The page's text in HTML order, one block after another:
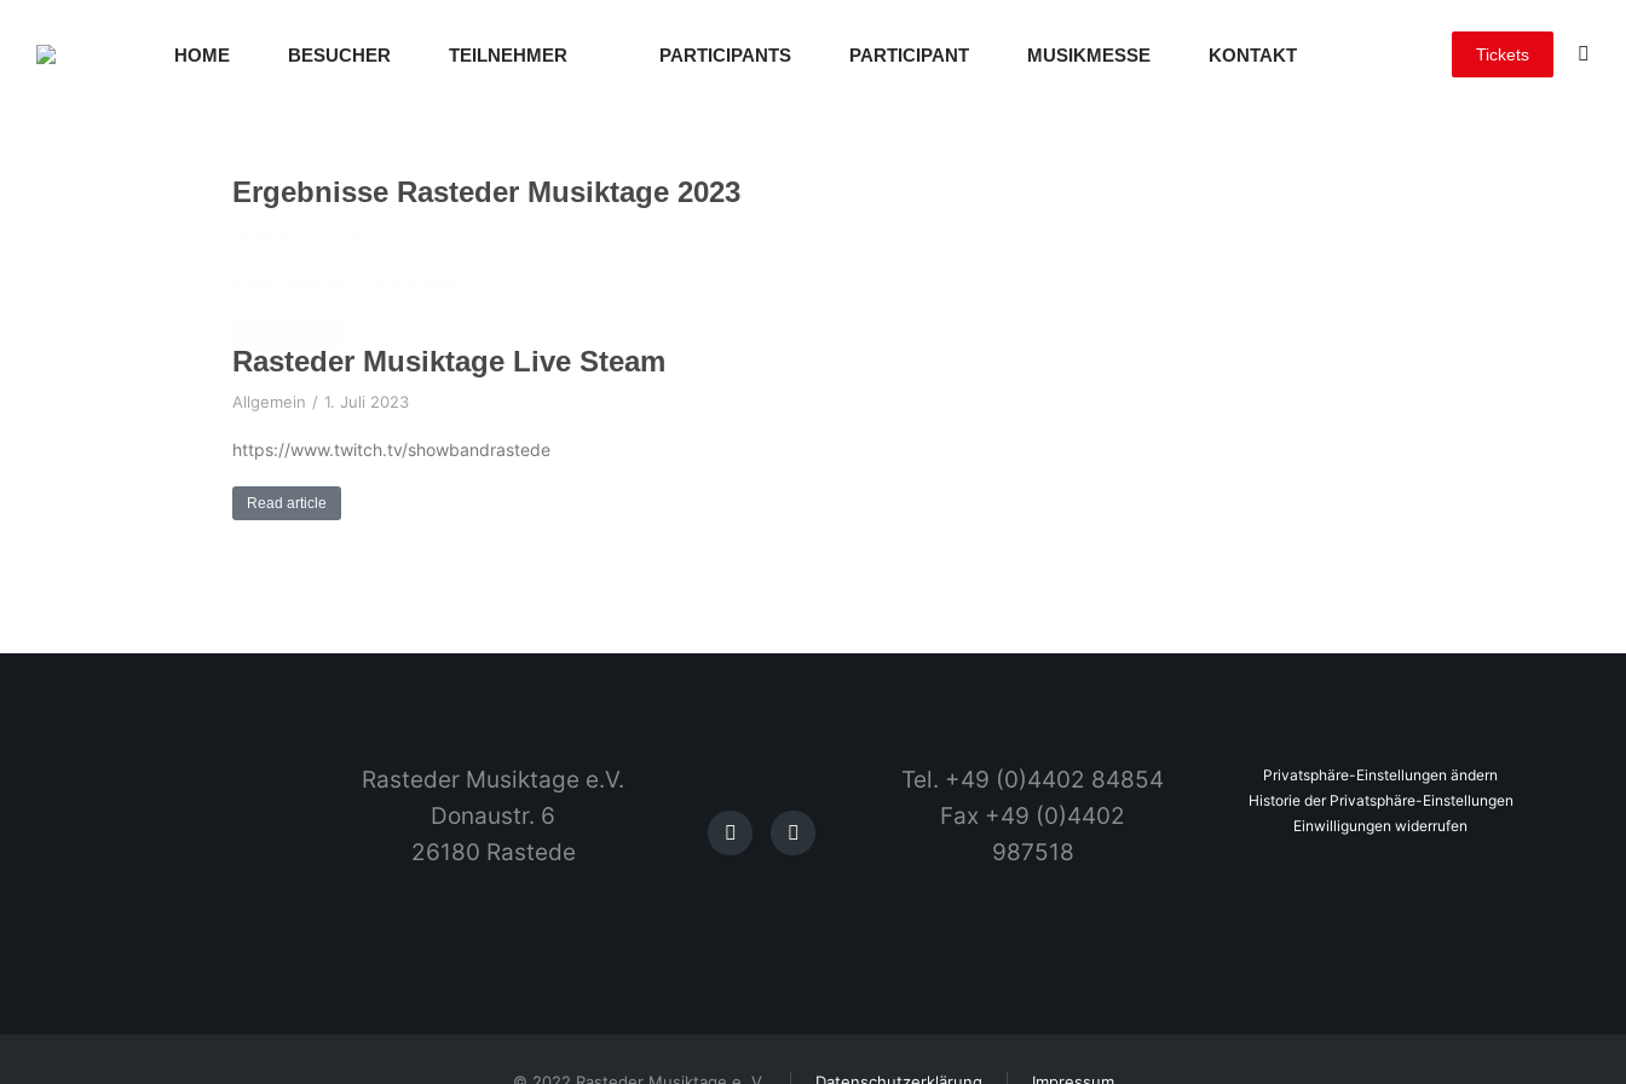
HOME BESUCHER TEILNEHMER PARTICIPANTS PARTICIPANT MUSIKMESSE KONTAKT Tickets
Ergebnisse Rasteder Musiktage 2023
Rasteder Musiktage Live Steam
Allgemein 1. Juli 2023
https://www.twitch.tv/showbandrastede
Read article
Rasteder Musiktage e.V.
Donaustr. 6
26180 Rastede
Tel. +49 (0)4402 84854
Fax +49 (0)4402
987518
Privatsphäre-Einstellungen ändern
Historie der Privatsphäre-Einstellungen
Einwilligungen widerrufen